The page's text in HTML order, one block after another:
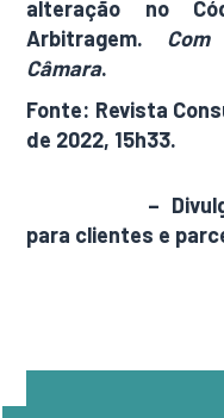
alteração no
Arbitragem.
Câmara.
Fonte: Revista
de 2022, 15h33.
–
para clientes e